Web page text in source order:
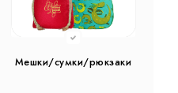
Мешки/сумки/рюкзаки